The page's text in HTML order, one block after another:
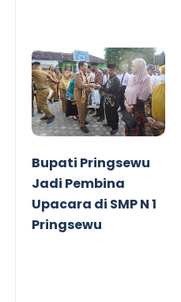
Bupati Pringsewu
Jadi Pembina
Upacara di SMP N 1
Pringsewu